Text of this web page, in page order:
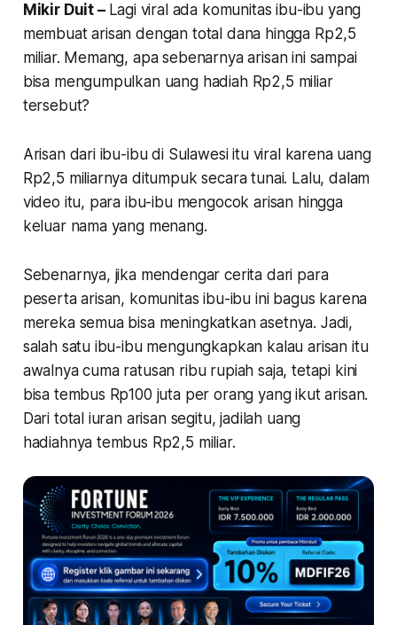
Mikir Duit – Lagi viral ada komunitas ibu-ibu yang
membuat arisan dengan total dana hingga Rp2,5
miliar. Memang, apa sebenarnya arisan ini sampai
bisa mengumpulkan uang hadiah Rp2,5 miliar
tersebut?
Arisan dari ibu-ibu di Sulawesi itu viral karena uang
Rp2,5 miliarnya ditumpuk secara tunai. Lalu, dalam
video itu, para ibu-ibu mengocok arisan hingga
keluar nama yang menang.
Sebenarnya, jika mendengar cerita dari para
peserta arisan, komunitas ibu-ibu ini bagus karena
mereka semua bisa meningkatkan asetnya. Jadi,
salah satu ibu-ibu mengungkapkan kalau arisan itu
awalnya cuma ratusan ribu rupiah saja, tetapi kini
bisa tembus Rp100 juta per orang yang ikut arisan.
Dari total iuran arisan segitu, jadilah uang
hadiahnya tembus Rp2,5 miliar.